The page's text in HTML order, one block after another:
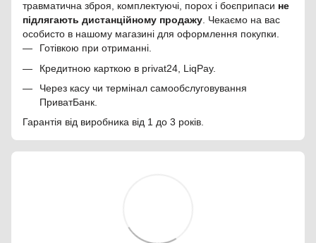
травматична зброя, комплектуючі, порох і боєприпаси не
підлягають дистанційному продажу . Чекаємо на вас
особисто в нашому магазині для оформлення покупки.
Готівкою при отриманні.
Кредитною карткою в privat24, LiqPay.
Через касу чи термінал самообслуговування
ПриватБанк.
Гарантія від виробника від 1 до 3 років.